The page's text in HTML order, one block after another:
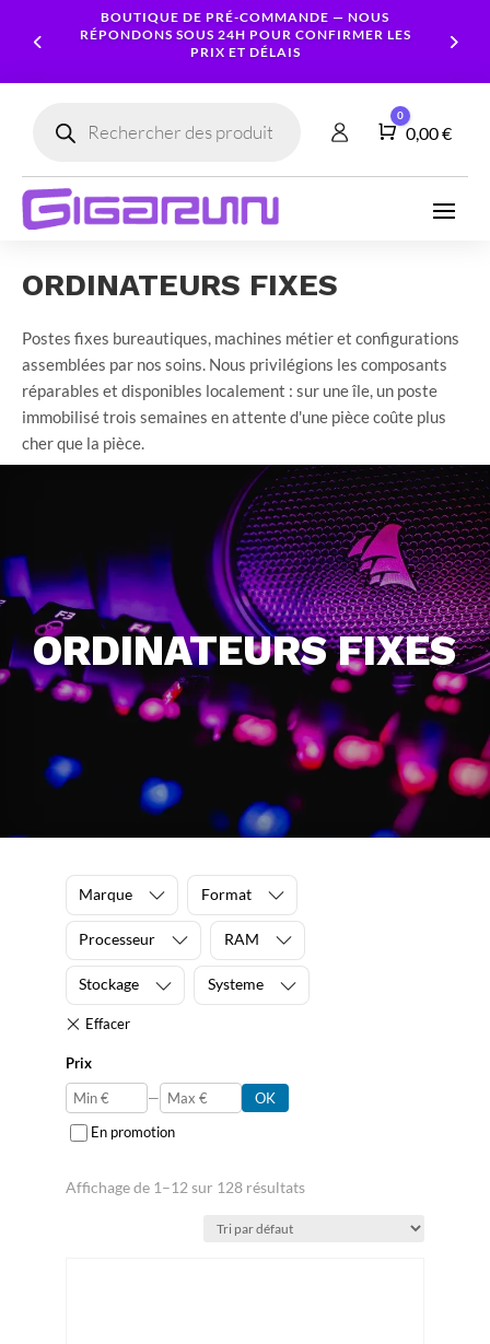
BOUTIQUE DE PRÉ-COMMANDE — NOUS
RÉPONDONS SOUS 24H POUR CONFIRMER LES
PRIX ET DÉLAIS
produits
Panier
0
0,00€
ORDINATEURS FIXES
Postes fixes bureautiques, machines métier et configurations
assemblées par nos soins. Nous privilégions les composants
réparables et disponibles localement : sur une île, un poste
immobilisé trois semaines en attente d'une pièce coûte plus
cher que la pièce.
ORDINATEURS FIXES
Marque Format
Processeur RAM
Stockage Systeme
Prix
—
OK
En promotion
Affichage de 1–12 sur 128 résultats
Ordinateurs
Ordinateurs
Fixes
Workstation
Processeur
Graphique
RAM
Stockage
Alimentations
PC
Cartes
Accessoires
Réseau
Serveurs
connectées